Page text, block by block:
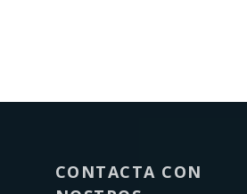
CONTACTA CON